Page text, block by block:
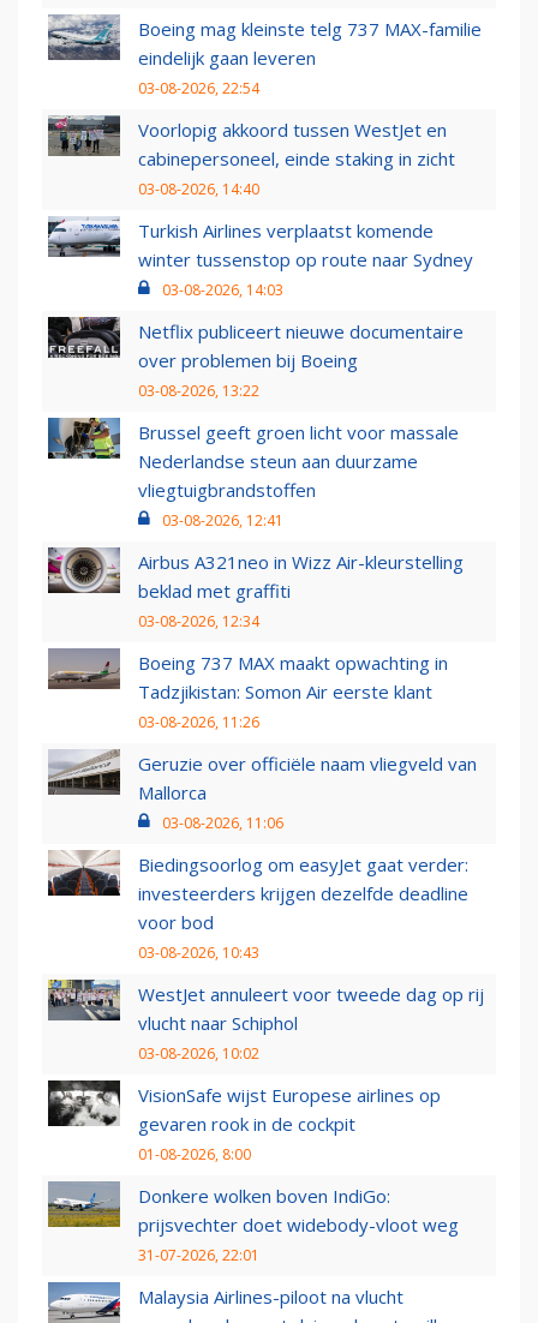
Boeing mag kleinste telg 737 MAX-familie
eindelijk gaan leveren
03-08-2026, 22:54
Voorlopig akkoord tussen WestJet en
cabinepersoneel, einde staking in zicht
03-08-2026, 14:40
Turkish Airlines verplaatst komende
winter tussenstop op route naar Sydney
03-08-2026, 14:03
Netflix publiceert nieuwe documentaire
over problemen bij Boeing
03-08-2026, 13:22
Brussel geeft groen licht voor massale
Nederlandse steun aan duurzame
vliegtuigbrandstoffen
03-08-2026, 12:41
Airbus A321neo in Wizz Air-kleurstelling
beklad met graffiti
03-08-2026, 12:34
Boeing 737 MAX maakt opwachting in
Tadzjikistan: Somon Air eerste klant
03-08-2026, 11:26
Geruzie over officiële naam vliegveld van
Mallorca
03-08-2026, 11:06
Biedingsoorlog om easyJet gaat verder:
investeerders krijgen dezelfde deadline
voor bod
03-08-2026, 10:43
WestJet annuleert voor tweede dag op rij
vlucht naar Schiphol
03-08-2026, 10:02
VisionSafe wijst Europese airlines op
gevaren rook in de cockpit
01-08-2026, 8:00
Donkere wolken boven IndiGo:
prijsvechter doet widebody-vloot weg
31-07-2026, 22:01
Malaysia Airlines-piloot na vlucht